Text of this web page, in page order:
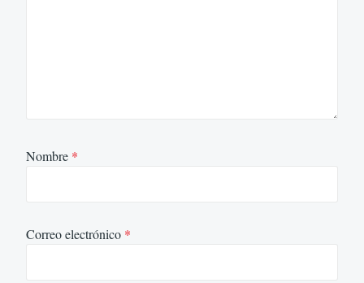
Nombre *
Correo electrónico *